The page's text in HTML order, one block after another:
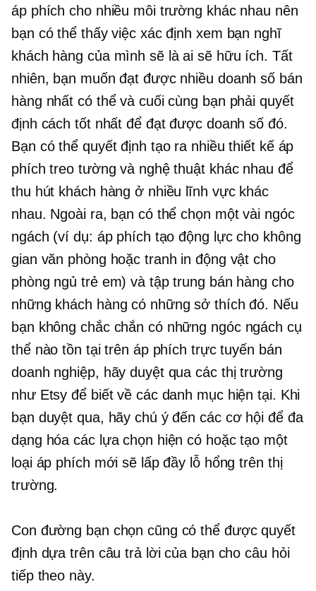
áp phích cho nhiều môi trường khác nhau nên
bạn có thể thấy việc xác định xem bạn nghĩ
khách hàng của mình sẽ là ai sẽ hữu ích. Tất
nhiên, bạn muốn đạt được nhiều doanh số bán
hàng nhất có thể và cuối cùng bạn phải quyết
định cách tốt nhất để đạt được doanh số đó.
Bạn có thể quyết định tạo ra nhiều thiết kế áp
phích treo tường và nghệ thuật khác nhau để
thu hút khách hàng ở nhiều lĩnh vực khác
nhau. Ngoài ra, bạn có thể chọn một vài ngóc
ngách (ví dụ: áp phích tạo động lực cho không
gian văn phòng hoặc tranh in động vật cho
phòng ngủ trẻ em) và tập trung bán hàng cho
những khách hàng có những sở thích đó. Nếu
bạn không chắc chắn có những ngóc ngách cụ
thể nào tồn tại trên áp phích trực tuyến bán
doanh nghiệp, hãy duyệt qua các thị trường
như Etsy để biết về các danh mục hiện tại. Khi
bạn duyệt qua, hãy chú ý đến các cơ hội để đa
dạng hóa các lựa chọn hiện có hoặc tạo một
loại áp phích mới sẽ lấp đầy lỗ hổng trên thị
trường.
Con đường bạn chọn cũng có thể được quyết
định dựa trên câu trả lời của bạn cho câu hỏi
tiếp theo này.